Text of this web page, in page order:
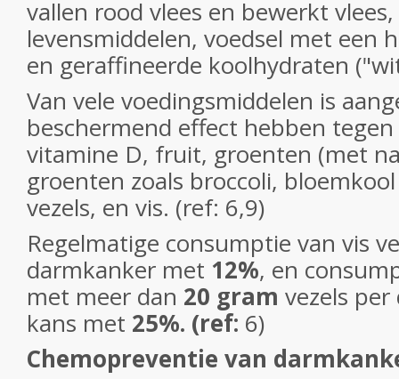
vallen rood vlees en bewerkt
levensmiddelen, voedsel met een
en geraffineerde koolhydraten
Van vele voedingsmiddelen is
beschermend effect hebben
vitamine D, fruit, groenten (met
groenten zoals broccoli,
vezels, en vis. (ref: 6,9)
Regelmatige consumptie van vis
darmkanker met 12%, en
met meer dan 20 gram vezels
kans met 25%. (ref: 6)
Chemopreventie van